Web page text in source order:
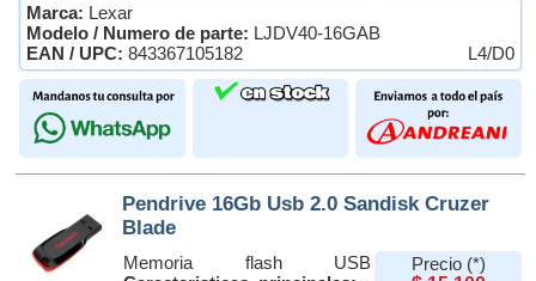
Marca: Lexar
Modelo / Numero de parte: LJDV40-16GAB
EAN / UPC: 843367105182 L4/D0
Pendrive 16Gb Usb 2.0 Sandisk Cruzer
Blade
Memoria flash USB
Precio (*)